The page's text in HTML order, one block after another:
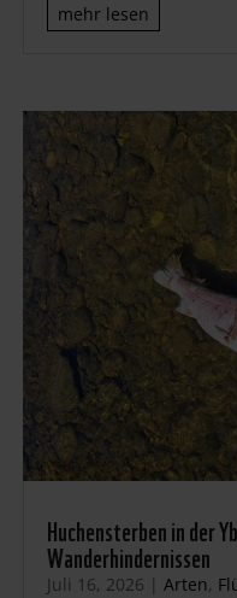
mehr lesen
Huchensterben in der
Wanderhindernissen
Juli 16, 2026 | Arten,